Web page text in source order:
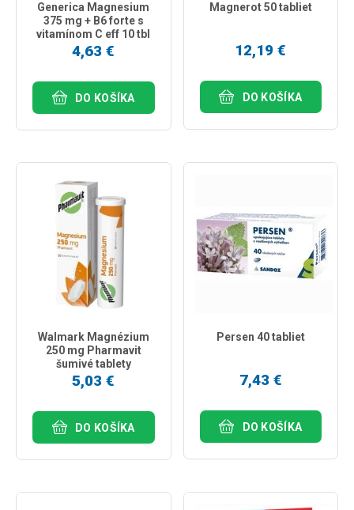
Generica Magnesium
375 mg + B6 forte s
vitamínom C eff 10 tbl
4,63 €
DO KOŠÍKA
Magnerot 50 tabliet
12,19 €
DO KOŠÍKA
Walmark Magnézium
250 mg Pharmavit
šumivé tablety
5,03 €
DO KOŠÍKA
Persen 40 tabliet
7,43 €
DO KOŠÍKA